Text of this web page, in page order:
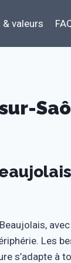
valeurs
Les
s’adapte à